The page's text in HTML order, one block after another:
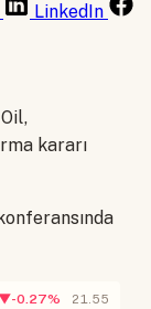
LinkedIn
kararı
▼-0.27% 21.55